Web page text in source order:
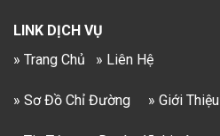
LINK DỊCH VỤ
» Trang Chủ
» Liên Hệ
» Sơ Đồ Chỉ Đường » Giới Thiệu